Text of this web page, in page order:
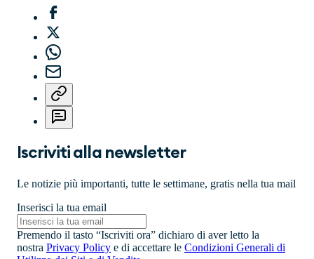
Iscriviti alla newsletter
Le notizie più importanti, tutte le settimane, gratis nella tua mail
Inserisci la tua email
Premendo il tasto “Iscriviti ora” dichiaro di aver letto la
nostra Privacy Policy e di accettare le Condizioni Generali di